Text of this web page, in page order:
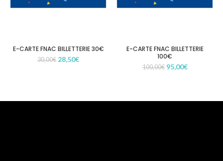
E-CARTE FNAC BILLETTERIE 30€
30,00€ Le
28,50€Le
E-CARTE FNAC BILLETTERIE
100€
100,00€ Le
100,00€.
95,00€Le
95,00€.